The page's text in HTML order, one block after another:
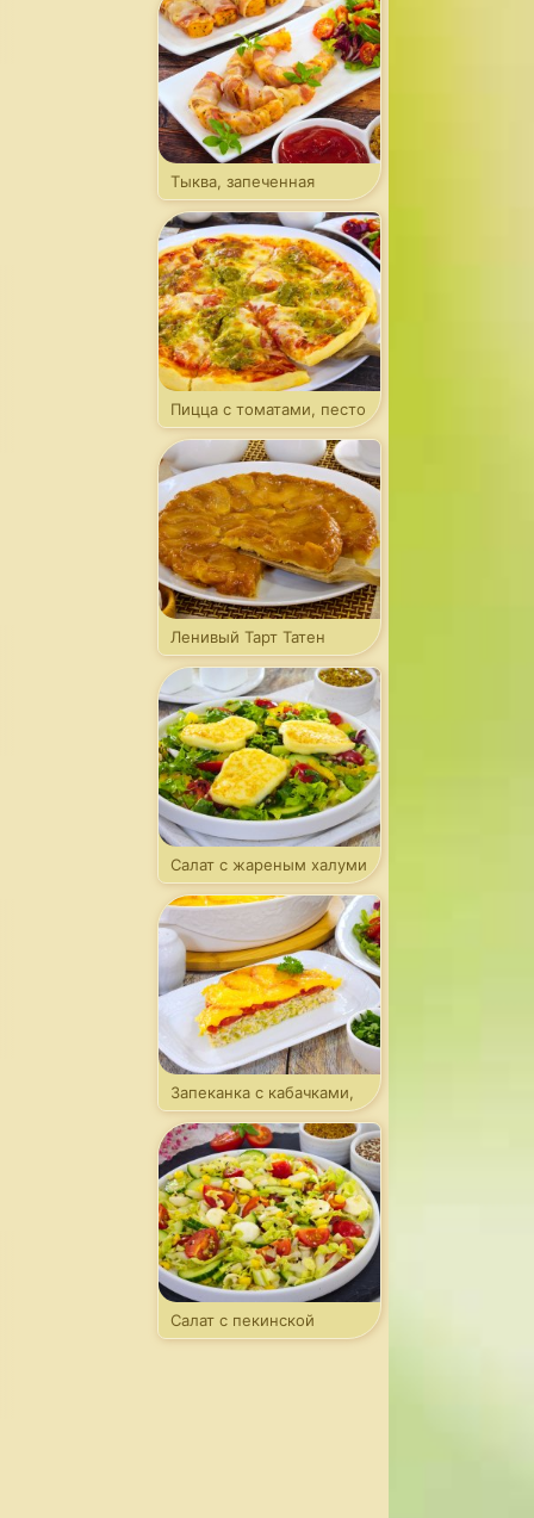
Тыква, запеченная
в беконе
Пицца с томатами, песто
и моцареллой
Ленивый Тарт Татен
Салат с жареным халуми
Запеканка с кабачками,
фаршем и томатами
Салат с пекинской